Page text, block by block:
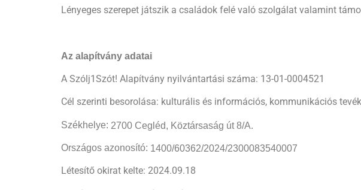
Lényeges szerepet játszik a családok felé való szolgálat valamint
Az alapítvány adatai
A Szólj1Szót! Alapítvány nyilvántartási száma: 13-01-0004521
Cél szerinti besorolása: kulturális és információs, kommunikációs
Székhelye: 2700 Cegléd, Köztársaság út 8/A.
Országos azonosító: 1400/60362/2024/2300083540007
Létesítő okirat kelte: 2024.09.18